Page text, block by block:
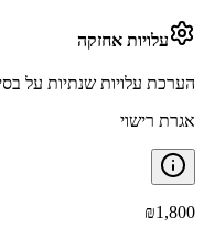
עלויות אחזקה
הערכת עלויות שנתיות על בסיס 15,000 ק״מ
אגרת רישוי
₪1,800